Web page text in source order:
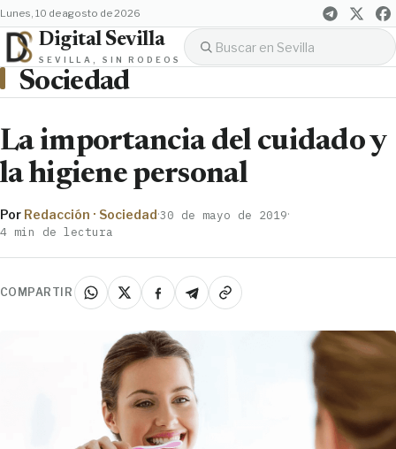
lunes, 10 de agosto de 2026
Digital Sevilla
SEVILLA, SIN RODEOS
Sociedad
La importancia del cuidado y
la higiene personal
Por Redacción · Sociedad·30 de mayo de 2019·
4 min de lectura
COMPARTIR